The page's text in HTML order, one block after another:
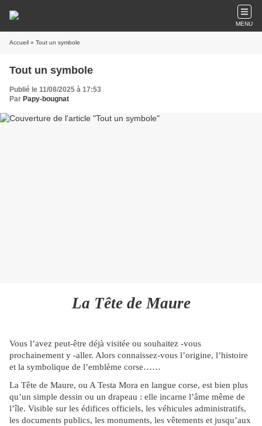
MENU
Accueil » Tout un symbole
Tout un symbole
Publié le 11/08/2025 à 17:53
Par Papy-bougnat
La Tête de Maure
Vous l’avez peut-être déjà visitée ou souhaitez -vous
prochainement y -aller. Alors connaissez-vous l’origine, l’histoire
et la symbolique de l’emblème corse……
La Tête de Maure, ou A Testa Mora en langue corse, est bien plus
qu’un simple dessin ou un drapeau : elle incarne l’âme même de
l’île. Visible sur les édifices officiels, les véhicules administratifs,
les documents publics, les monuments, les vêtements et jusqu’aux